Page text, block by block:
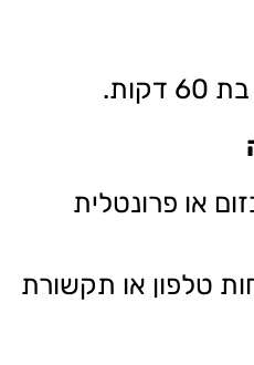
או פרונטלית
טלפון או תקשורת